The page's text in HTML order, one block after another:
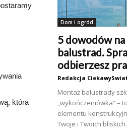
która
Dom i ogród
5 dowodów
balustrad.
odbierzesz
Redakcja
Montaż balustrady
„wykończeniówka” –
elementu
Twoje i Twoich